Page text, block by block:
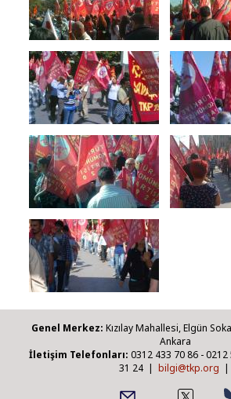
Genel Merkez: Kızılay Mahallesi, Elgün
Ankara
İletişim Telefonları: 0312 433 70 86 -
31 24 | bilgi@tkp.org |